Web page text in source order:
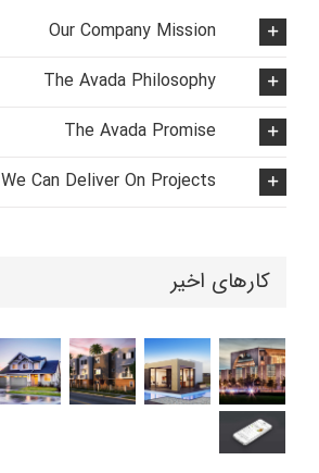
Our Company Mission
The Avada Philosophy
The Avada Promise
We Can Deliver On Projects
کارهای اخیر